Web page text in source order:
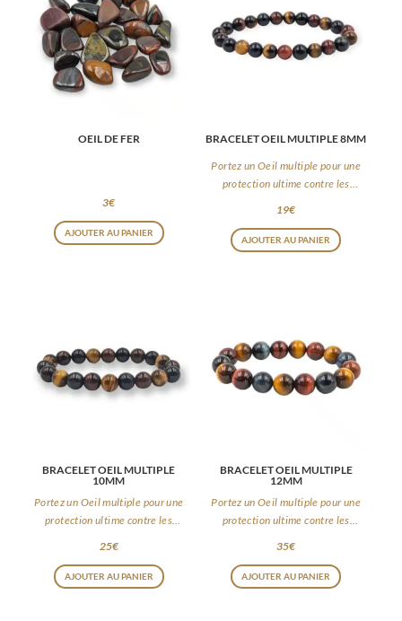
OEIL DE FER
3€
AJOUTER AU PANIER
BRACELET OEIL MULTIPLE 8MM
Portez un Oeil multiple pour une
protection ultime contre les
19€
AJOUTER AU PANIER
BRACELET OEIL MULTIPLE
10MM
Portez un Oeil multiple pour une
protection ultime contre les
25€
AJOUTER AU PANIER
BRACELET OEIL MULTIPLE
12MM
Portez un Oeil multiple pour une
protection ultime contre les
35€
AJOUTER AU PANIER